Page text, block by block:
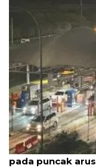
Volume lalu
pada puncak